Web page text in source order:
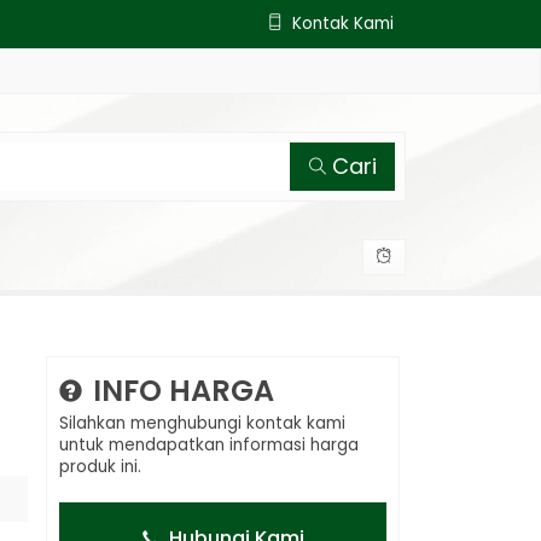
Kontak Kami
Cari
INFO HARGA
Silahkan menghubungi kontak kami
untuk mendapatkan informasi harga
produk ini.